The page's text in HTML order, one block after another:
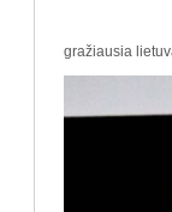
gražiausia